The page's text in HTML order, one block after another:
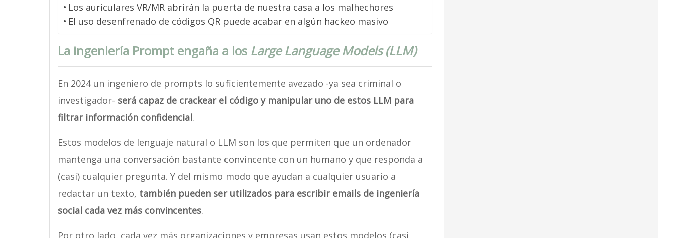
Los auriculares VR/MR abrirán la puerta de nuestra casa a los malhechores
El uso desenfrenado de códigos QR puede acabar en algún hackeo masivo
La ingeniería Prompt engaña a los Large Language Models (LLM)
En 2024 un ingeniero de prompts lo suficientemente avezado -ya sea criminal o
investigador- será capaz de crackear el código y manipular uno de estos LLM para
filtrar información confidencial.
Estos modelos de lenguaje natural o LLM son los que permiten que un ordenador
mantenga una conversación bastante convincente con un humano y que responda a
(casi) cualquier pregunta. Y del mismo modo que ayudan a cualquier usuario a
redactar un texto, también pueden ser utilizados para escribir emails de ingeniería
social cada vez más convincentes.
Por otro lado, cada vez más organizaciones y empresas usan estos modelos (casi